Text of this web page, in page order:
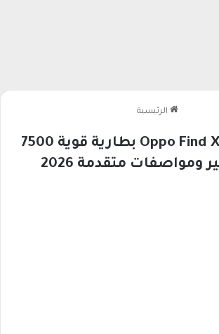
الرئيسية
هاتف Oppo Find X9 Pro بطارية قوية 7500
ومواصفات متقدمة 2026